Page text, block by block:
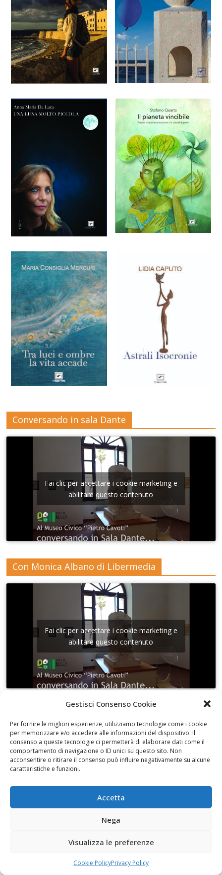
Gestisci Consenso Cookie
Per fornire le migliori esperienze, utilizziamo tecnologie come i cookie
per memorizzare e/o accedere alle informazioni del dispositivo. Il
consenso a queste tecnologie ci permetterà di elaborare dati come il
comportamento di navigazione o ID unici su questo sito. Non
acconsentire o ritirare il consenso può influire negativamente su alcune
caratteristiche e funzioni.
Accetta
Nega
Visualizza le preferenze
Cookie PolicyPrivacy Policy
Conversando in sala Dante
Fai clic per accettare i cookie marketing e
abilitare questo contenuto
Con Monica Albano di Libermedia
Fai clic per accettare i cookie marketing e
abilitare questo contenuto
Marzotta
Fai clic per accettare i cookie marketing e
abilitare questo contenuto